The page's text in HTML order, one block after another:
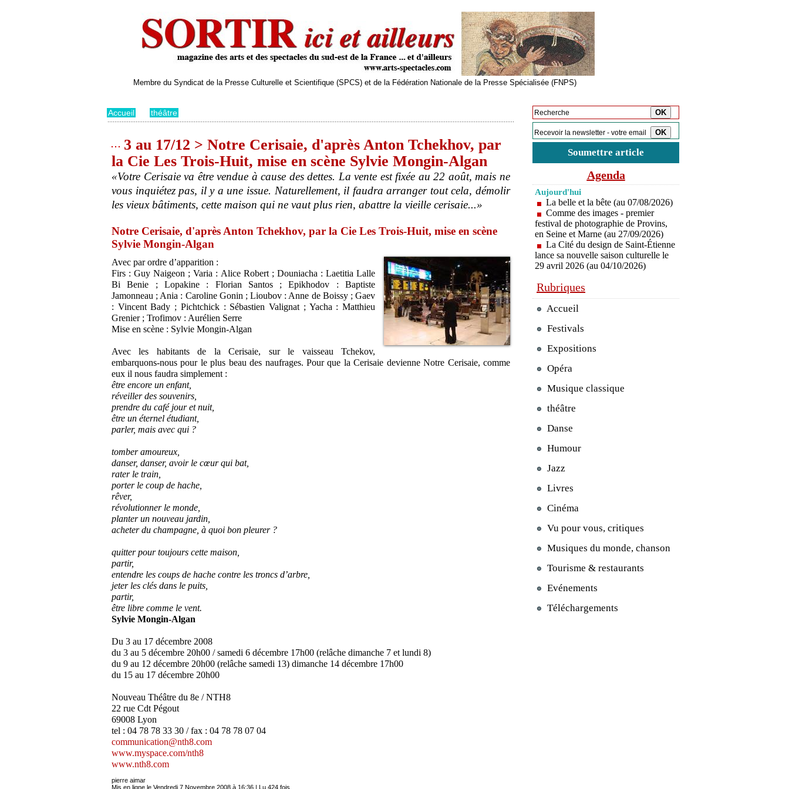
Membre du Syndicat de la Presse Culturelle et Scientifique (SPCS) et de la Fédération Nationale de la Presse Spécialisée (FNPS)
Accueil théâtre
3 au 17/12 > Notre Cerisaie, d'après Anton Tchekhov, par
la Cie Les Trois-Huit, mise en scène Sylvie Mongin-Algan
«Votre Cerisaie va être vendue à cause des dettes. La vente est fixée au 22 août, mais ne
vous inquiétez pas, il y a une issue. Naturellement, il faudra arranger tout cela, démolir
les vieux bâtiments, cette maison qui ne vaut plus rien, abattre la vieille cerisaie...»
Notre Cerisaie, d'après Anton Tchekhov, par la Cie Les Trois-Huit, mise en scène
Sylvie Mongin-Algan
Avec par ordre d’apparition :
Firs : Guy Naigeon ; Varia : Alice Robert ; Douniacha : Laetitia Lalle
Bi Benie ; Lopakine : Florian Santos ; Epikhodov : Baptiste
Jamonneau ; Ania : Caroline Gonin ; Lioubov : Anne de Boissy ; Gaev
: Vincent Bady ; Pichtchick : Sébastien Valignat ; Yacha : Matthieu
Grenier ; Trofimov : Aurélien Serre
Mise en scène : Sylvie Mongin-Algan
Avec les habitants de la Cerisaie, sur le vaisseau Tchekov,
embarquons-nous pour le plus beau des naufrages. Pour que la Cerisaie devienne Notre Cerisaie, comme
eux il nous faudra simplement :
être encore un enfant,
réveiller des souvenirs,
prendre du café jour et nuit,
être un éternel étudiant,
parler, mais avec qui ?
tomber amoureux,
danser, danser, avoir le cœur qui bat,
rater le train,
porter le coup de hache,
rêver,
révolutionner le monde,
planter un nouveau jardin,
acheter du champagne, à quoi bon pleurer ?
quitter pour toujours cette maison,
partir,
entendre les coups de hache contre les troncs d’arbre,
jeter les clés dans le puits,
partir,
être libre comme le vent.
Sylvie Mongin-Algan
Du 3 au 17 décembre 2008
du 3 au 5 décembre 20h00 / samedi 6 décembre 17h00 (relâche dimanche 7 et lundi 8)
du 9 au 12 décembre 20h00 (relâche samedi 13) dimanche 14 décembre 17h00
du 15 au 17 décembre 20h00
Nouveau Théâtre du 8e / NTH8
22 rue Cdt Pégout
69008 Lyon
tel : 04 78 78 33 30 / fax : 04 78 78 07 04
communication@nth8.com
www.myspace.com/nth8
www.nth8.com
pierre aimar
Mis en ligne le Vendredi 7 Novembre 2008 à 16:36 | Lu 424 fois
Soumettre article
Agenda
Aujourd'hui
La belle et la bête (au 07/08/2026)
Comme des images - premier
festival de photographie de Provins,
en Seine et Marne (au 27/09/2026)
La Cité du design de Saint-Étienne
lance sa nouvelle saison culturelle le
29 avril 2026 (au 04/10/2026)
Rubriques
Accueil
Festivals
Expositions
Opéra
Musique classique
théâtre
Danse
Humour
Jazz
Livres
Cinéma
Vu pour vous, critiques
Musiques du monde, chanson
Tourisme & restaurants
Evénements
Téléchargements